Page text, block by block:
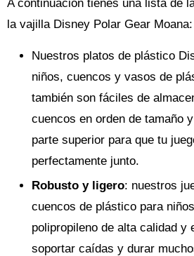
A continuación tienes una lista de
la vajilla Disney Polar Gear Moana:
Nuestros platos de plástico
niños, cuencos y vasos de
también son fáciles de
cuencos en orden de tamaño
parte superior para que tu
perfectamente junto.
Robusto y ligero: nuestros
cuencos de plástico para
polipropileno de alta calidad y
soportar caídas y durar